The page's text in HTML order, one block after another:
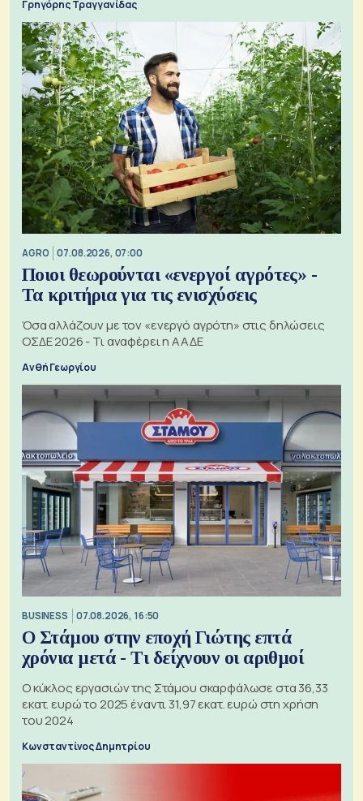
Γρηγόρης Τραγγανίδας
AGRO 07.08.2026, 07:00
Ποιοι θεωρούνται «ενεργοί αγρότες» -
Τα κριτήρια για τις ενισχύσεις
Όσα αλλάζουν με τον «ενεργό αγρότη» στις δηλώσεις
ΟΣΔΕ 2026 - Τι αναφέρει η ΑΑΔΕ
Ανθή Γεωργίου
BUSINESS 07.08.2026, 16:50
Ο Στάμου στην εποχή Γιώτης επτά
χρόνια μετά - Τι δείχνουν οι αριθμοί
Ο κύκλος εργασιών της Στάμου σκαρφάλωσε στα 36,33
εκατ. ευρώ το 2025 έναντι 31,97 εκατ. ευρώ στη χρήση
του 2024
Κωνσταντίνος Δημητρίου